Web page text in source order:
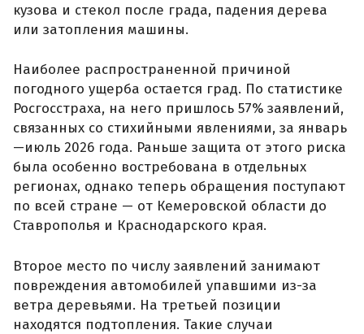
кузова и стекол после града, падения дерева
или затопления машины.
Наиболее распространенной причиной
погодного ущерба остается град. По статистике
Росгосстраха, на него пришлось 57% заявлений,
связанных со стихийными явлениями, за январь
—июль 2026 года. Раньше защита от этого риска
была особенно востребована в отдельных
регионах, однако теперь обращения поступают
по всей стране — от Кемеровской области до
Ставрополья и Краснодарского края.
Второе место по числу заявлений занимают
повреждения автомобилей упавшими из-за
ветра деревьями. На третьей позиции
находятся подтопления. Такие случаи